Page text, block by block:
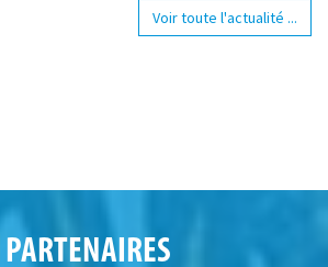
Voir toute l'actualité ...
PARTENAIRES